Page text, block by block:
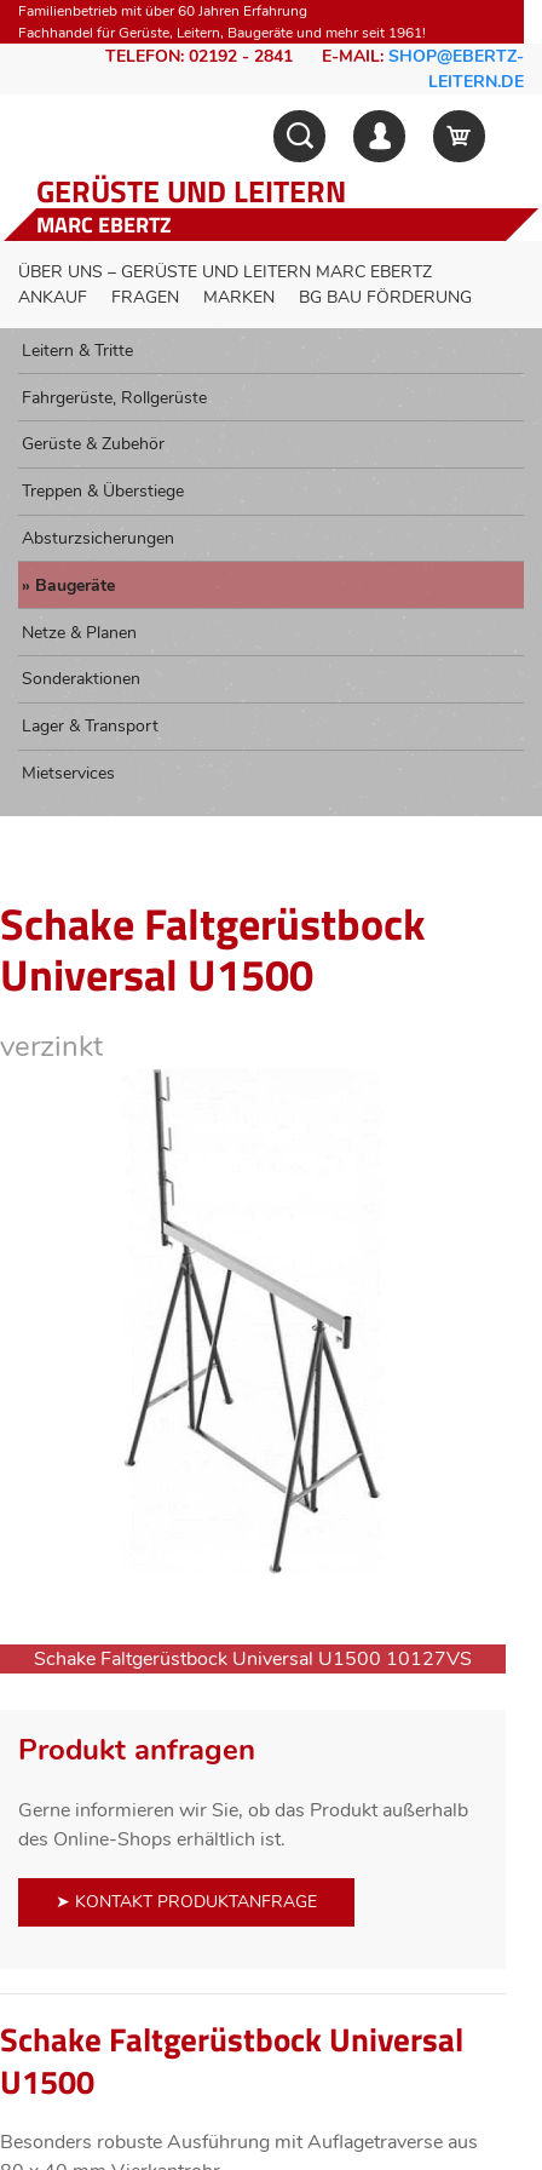
Familienbetrieb mit über 60 Jahren Erfahrung
Fachhandel für Gerüste, Leitern, Baugeräte und mehr seit 1961!
TELEFON: 02192 - 2841 E-MAIL: SHOP@EBERTZ-
LEITERN.DE
GERÜSTE UND LEITERN
MARC EBERTZ
ÜBER UNS – GERÜSTE UND LEITERN MARC EBERTZ
ANKAUF
FRAGEN MARKEN BG BAU FÖRDERUNG
Leitern & Tritte
Fahrgerüste, Rollgerüste
Gerüste & Zubehör
Treppen & Überstiege
Absturzsicherungen
Baugeräte
Netze & Planen
Sonderaktionen
Lager & Transport
Mietservices
Schake Faltgerüstbock
Universal U1500
verzinkt
Schake Faltgerüstbock Universal U1500 10127VS
Produkt anfragen
Gerne informieren wir Sie, ob das Produkt außerhalb
des Online-Shops erhältlich ist.
➤ KONTAKT PRODUKTANFRAGE
Schake Faltgerüstbock Universal
U1500
Besonders robuste Ausführung mit Auflagetraverse aus